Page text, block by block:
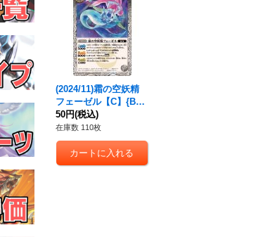
(2024/11)霜の空妖精
フェーゼル【C】{BS7
0-044}《白》
50円(税込)
在庫数 110枚